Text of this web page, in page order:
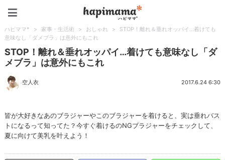
ハピママ* > 家事・生活術 > おしゃれ >
STOP！離れ＆垂れオッパイ…着けても
意味なし「ダメブラ」は意外にもこれ
STOP！離れ＆垂れオッパイ…着けても意味なし「ダ
メブラ」は意外にもこれ
空人衣 2017.6.24 6:30
皆が大好きなあのブラジャーやこのブラジャーを着けると、実は垂れバス
トになるって知ってた？今すぐ着けるのNGブラジャーをチェックして、
夏に向けて美乳を叶えよう！